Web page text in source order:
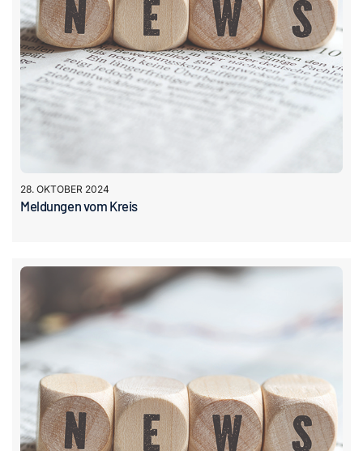
28. OKTOBER 2024
Meldungen vom Kreis